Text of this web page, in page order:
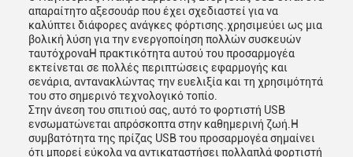
απαραίτητο αξεσουάρ που έχει σχεδιαστεί για να
καλύπτει διάφορες ανάγκες φόρτισης.χρησιμεύει ως μια
βολική λύση για την ενεργοποίηση πολλών συσκευών
ταυτόχροναΗ πρακτικότητα αυτού του προσαρμογέα
εκτείνεται σε πολλές περιπτώσεις εφαρμογής και
σενάρια, αντανακλώντας την ευελιξία και τη χρησιμότητά
του στο σημερινό τεχνολογικό τοπίο.
Στην άνεση του σπιτιού σας, αυτό το φορτιστή USB
ενσωματώνεται απρόσκοπτα στην καθημερινή ζωή.Η
συμβατότητα της πρίζας USB του προσαρμογέα σημαίνει
ότι μπορεί εύκολα να αντικαταστήσει πολλαπλά φορτιστή